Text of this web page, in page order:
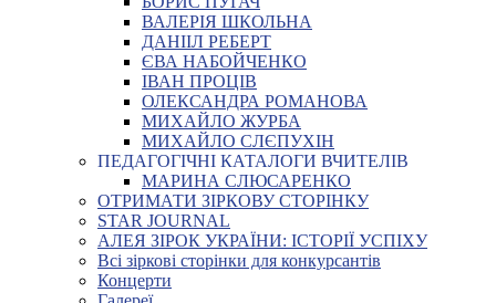
ВАЛЕРІЯ ШКОЛЬНА
ДАНІІЛ РЕБЕРТ
ЄВА НАБОЙЧЕНКО
ІВАН ПРОЦІВ
ОЛЕКСАНДРА РОМАНОВА
МИХАЙЛО ЖУРБА
МИХАЙЛО СЛЄПУХІН
ПЕДАГОГІЧНІ КАТАЛОГИ ВЧИТЕЛІВ
МАРИНА СЛЮСАРЕНКО
ОТРИМАТИ ЗІРКОВУ СТОРІНКУ
STAR JOURNAL
АЛЕЯ ЗІРОК УКРАЇНИ: ІСТОРІЇ УСПІХУ
Всі зіркові сторінки для конкурсантів
Концерти